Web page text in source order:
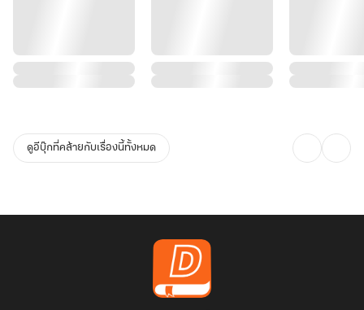
ดูอีบุ๊กที่คล้ายกับเรื่องนี้ทั้งหมด